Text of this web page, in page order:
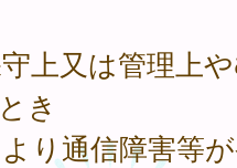
上又は管理上
き
り通信障害等